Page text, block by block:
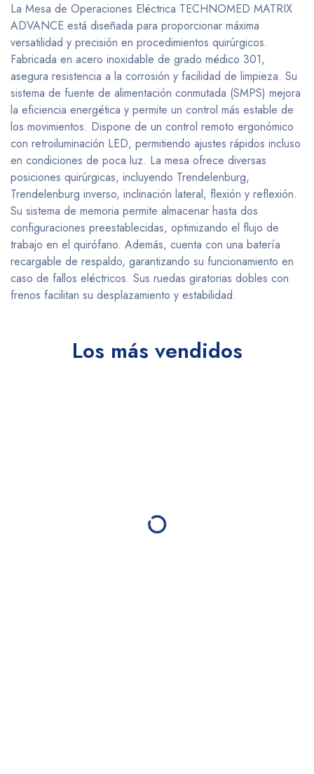
La Mesa de Operaciones Eléctrica TECHNOMED MATRIX
ADVANCE está diseñada para proporcionar máxima
versatilidad y precisión en procedimientos quirúrgicos.
Fabricada en acero inoxidable de grado médico 301,
asegura resistencia a la corrosión y facilidad de limpieza. Su
sistema de fuente de alimentación conmutada (SMPS) mejora
la eficiencia energética y permite un control más estable de
los movimientos. Dispone de un control remoto ergonómico
con retroiluminación LED, permitiendo ajustes rápidos incluso
en condiciones de poca luz. La mesa ofrece diversas
posiciones quirúrgicas, incluyendo Trendelenburg,
Trendelenburg inverso, inclinación lateral, flexión y reflexión.
Su sistema de memoria permite almacenar hasta dos
configuraciones preestablecidas, optimizando el flujo de
trabajo en el quirófano. Además, cuenta con una batería
recargable de respaldo, garantizando su funcionamiento en
caso de fallos eléctricos. Sus ruedas giratorias dobles con
frenos facilitan su desplazamiento y estabilidad.
Los más vendidos